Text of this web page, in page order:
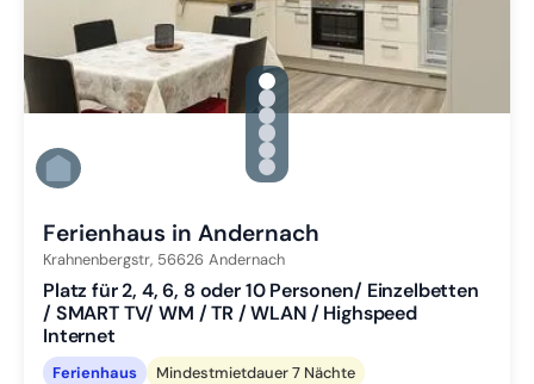
gallery.slide_selector
Zu Slide 1 wechseln
Zu Slide 2 wechseln
Zu Slide 3 wechseln
Zu Slide 4 wechseln
Zu Slide 5 wechseln
Zu Slide 6 wechseln
Ferienhaus in Andernach
Krahnenbergstr, 56626 Andernach
Platz für 2, 4, 6, 8 oder 10 Personen/ Einzelbetten
/ SMART TV/ WM / TR / WLAN / Highspeed
Internet
Ferienhaus
Mindestmietdauer 7 Nächte